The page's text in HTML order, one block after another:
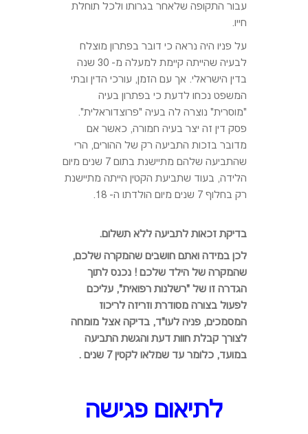
עבור התקופה שלאחר בגרותו ולכל תוחלת
חייו.
על פניו היה נראה כי דובר בפתרון מוצלח
לבעיה שהייתה קיימת למעלה מ- 30 שנה
בדין הישראלי. אך עם הזמן, עורכי הדין ובתי
המשפט נכחו לדעת כי בפתרון בעיה
"מוסרית" נוצרה לה בעיה "פרוצדוראלית".
פסק דין זה יצר בעיה חמורה, כאשר אם
מדובר בזכות התביעה רק של ההורים, הרי
שהתביעה שלהם מתיישנת בתום 7 שנים מיום
הלידה, בעוד שתביעת הקטין הייתה מתיישנת
רק בחלוף 7 שנים מיום הולדתו ה- 18.
בדיקת זכאות לתביעה ללא תשלום.
לכן במידה ואתם חושבים שהמקרה שלכם,
שהמקרה של הילד שלכם ! נכנס לתוך
הגדרה זו של "רשלנות רפואית", עליכם
לפעול בצורה מסודרת וזריזה לריכוז
המסמכים, פניה לעו"ד, בדיקה אצל מומחה
לצורך קבלת חוות דעת והגשת התביעה
במועד, כלומר עד שמלאו לקטין 7 שנים .
לתיאום פגישה